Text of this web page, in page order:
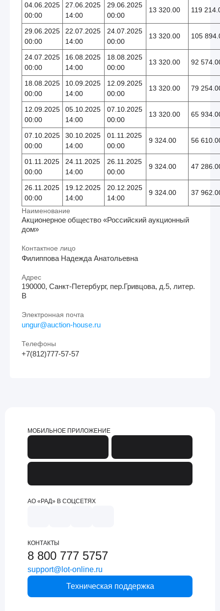
04.06.2025
00:00
27.06.2025
14:00
29.06.2025
00:00
13 320.00 119
29.06.2025
00:00
22.07.2025
14:00
24.07.2025
00:00
13 320.00 105
24.07.2025
00:00
16.08.2025
14:00
18.08.2025
00:00
13 320.00 92
18.08.2025
00:00
10.09.2025
14:00
12.09.2025
00:00
13 320.00 79
12.09.2025
00:00
05.10.2025
14:00
07.10.2025
00:00
13 320.00 65
07.10.2025
00:00
30.10.2025
14:00
01.11.2025
00:00
9 324.00 56
01.11.2025
00:00
24.11.2025
14:00
26.11.2025
00:00
9 324.00 47
26.11.2025
00:00
19.12.2025
14:00
20.12.2025
14:00
9 324.00 37
Наименование
Акционерное общество «Российский аукционный
дом»
Контактное лицо
Филиппова Надежда Анатольевна
Адрес
190000, Санкт-Петербург, пер.Гривцова, д.5, литер.
В
Электронная почта
ungur@auction-house.ru
Телефоны
+7(812)777-57-57
МОБИЛЬНОЕ ПРИЛОЖЕНИЕ
АО «РАД» В СОЦСЕТЯХ
КОНТАКТЫ
8 800 777 5757
support@lot-online.ru
Техническая поддержка